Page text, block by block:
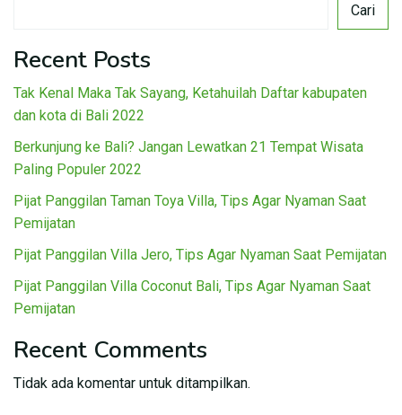
Cari
Recent Posts
Tak Kenal Maka Tak Sayang, Ketahuilah Daftar kabupaten
dan kota di Bali 2022
Berkunjung ke Bali? Jangan Lewatkan 21 Tempat Wisata
Paling Populer 2022
Pijat Panggilan Taman Toya Villa, Tips Agar Nyaman Saat
Pemijatan
Pijat Panggilan Villa Jero, Tips Agar Nyaman Saat Pemijatan
Pijat Panggilan Villa Coconut Bali, Tips Agar Nyaman Saat
Pemijatan
Recent Comments
Tidak ada komentar untuk ditampilkan.